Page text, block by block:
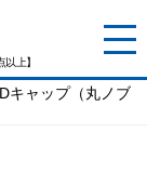
上】
キャップ（丸ノブ）